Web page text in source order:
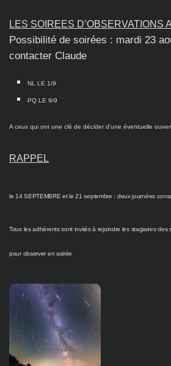
LES SOIREES D’OBSERVATIONS
Possibilité de soirées : mardi 23
contacter Claude
NL LE 1/9
PQ LE 9/9
A ceux qui ont une clé de décider d’une éventuelle
RAPPEL
le 14 SEPTEMBRE et le 21 septembre : deux journées
Tous les adhérents sont invités à rejoindre les stagiaires
pour observer en soirée